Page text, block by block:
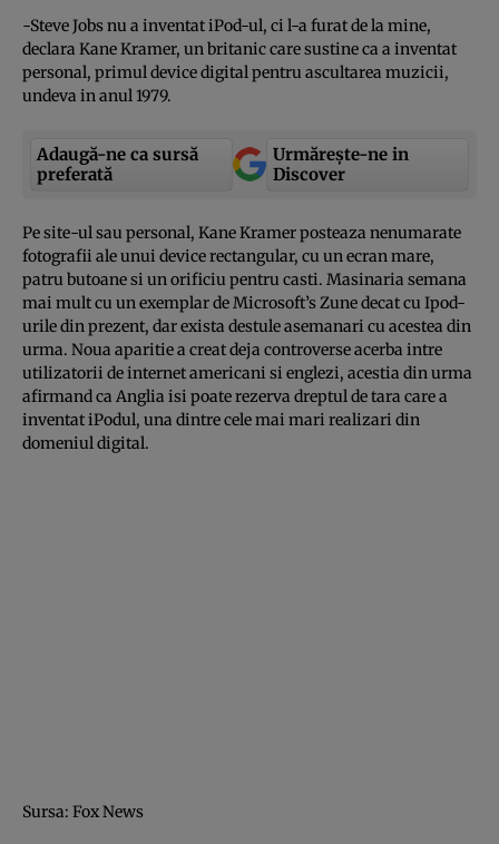
-Steve Jobs nu a inventat iPod-ul, ci l-a furat de la mine,
declara Kane Kramer, un britanic care sustine ca a inventat
personal, primul device digital pentru ascultarea muzicii,
undeva in anul 1979.
Adaugă-ne ca sursă
preferată
Urmărește-ne in
Discover
Pe site-ul sau personal, Kane Kramer posteaza nenumarate
fotografii ale unui device rectangular, cu un ecran mare,
patru butoane si un orificiu pentru casti. Masinaria semana
mai mult cu un exemplar de Microsoft’s Zune decat cu Ipod-
urile din prezent, dar exista destule asemanari cu acestea din
urma. Noua aparitie a creat deja controverse acerba intre
utilizatorii de internet americani si englezi, acestia din urma
afirmand ca Anglia isi poate rezerva dreptul de tara care a
inventat iPodul, una dintre cele mai mari realizari din
domeniul digital.
Sursa: Fox News